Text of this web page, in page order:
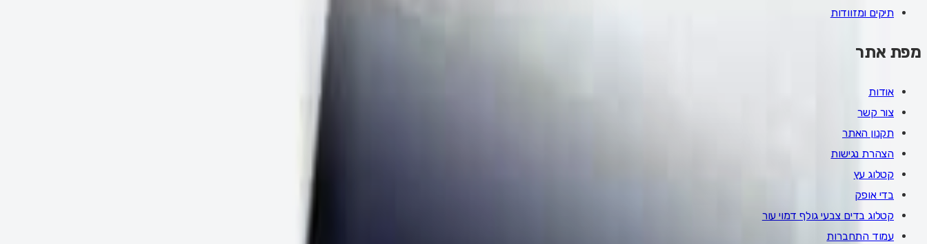
תיקים ומזוודות
מפת אתר
אודות
צור קשר
תקנון האתר
הצהרת נגישות
קטלוג עץ
בדי אופק
קטלוג בדים צבעי גולף דמוי עור
עמוד התחברות